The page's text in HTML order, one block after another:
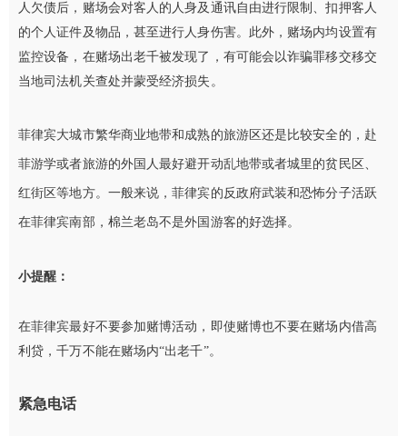
人欠债后，赌场会对客人的人身及通讯自由进行限制、扣押客人
的个人证件及物品，甚至进行人身伤害。此外，赌场内均设置有
监控设备，在赌场出老千被发现了，有可能会以诈骗罪移交移交
当地司法机关查处并蒙受经济损失。
菲律宾大城市繁华商业地带和成熟的旅游区还是比较安全的，赴
菲游学或者旅游的外国人最好避开动乱地带或者城里的贫民区、
红街区等地方。一般来说，菲律宾的反政府武装和恐怖分子活跃
在菲律宾南部，棉兰老岛不是外国游客的好选择。
小提醒：
在菲律宾最好不要参加赌博活动，即使赌博也不要在赌场内借高
利贷，千万不能在赌场内“出老千”。
紧急电话